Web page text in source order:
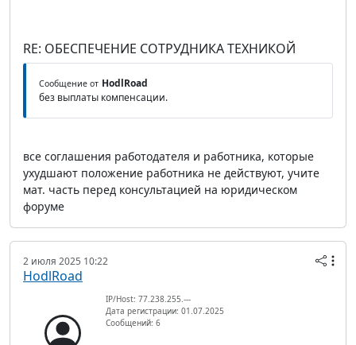
RE: ОБЕСПЕЧЕНИЕ СОТРУДНИКА ТЕХНИКОЙ
Сообщение от HodlRoad
без выплаты компенсации.
все соглашения работодателя и работника, которые
ухудшают положение работника не действуют, учите
мат. часть перед консультацией на юридическом
форуме
2 июля 2025 10:22
HodlRoad
IP/Host: 77.238.255.---
Дата регистрации: 01.07.2025
Сообщений: 6